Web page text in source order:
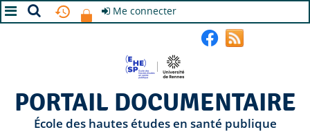
Me connecter
PORTAIL DOCUMENTAIRE
École des hautes études en santé publique